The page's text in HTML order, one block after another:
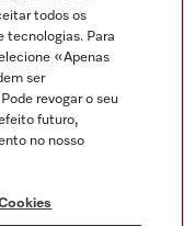
todos os
tecnologias. Para
«Apenas
ser
revogar o seu
futuro,
no nosso